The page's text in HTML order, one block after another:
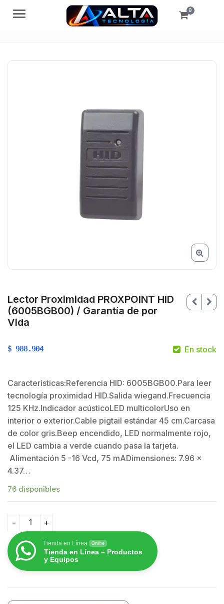
Menú 0
Lector Proximidad PROXPOINT HID
(6005BGB00) / Garantía de por
Vida
$
$ 988.904 En stock
Características:Referencia HID: 6005BGB00.Para leer
tecnología proximidad HID.Salida wiegand.Frecuencia
125 KHz.Indicador acústicoLED multicolorUso en
interior o exterior.Cable pigtail estándar 45 cm.Carcasa
de color gris.Beep encendido, LED normalmente rojo,
el LED cambia a verde cuando pasa la tarjeta.
Alimentación 5 -16 Vcd, 75 mADimensiones: 7.96 x
4.37…
76 disponibles
Lector Proximidad PROXPOINT HID (6005BGB00) /
Tienda en Línea Online
Tienda en Línea – Productos
y Equipos